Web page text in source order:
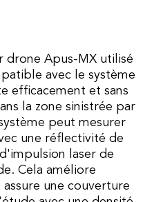
drone Apus-MX utilisé
avec le système
efficacement et sans
la zone sinistrée par
peut mesurer
une réflectivité de
laser de
Cela améliore
une couverture